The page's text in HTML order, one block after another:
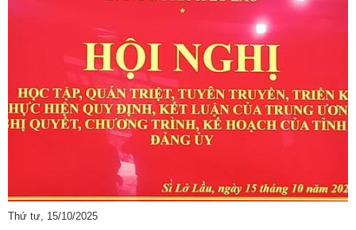
Thứ tư, 15/10/2025
Số:Số:1862 /KH-UBND
Tên:(KẾ HOẠCH Tuyên truyền ứng dụng khoa học, công nghệ
và đổi mới sáng tạo trên địa bàn xã Sì Lở Lầu giai đoạn 2026 -
Ngày ban hành: (07/08/2026)
Số: 1852/BC-UBND
kinh phí thực hiện các dự án, nhiệm vụ khoa học, công nghệ,